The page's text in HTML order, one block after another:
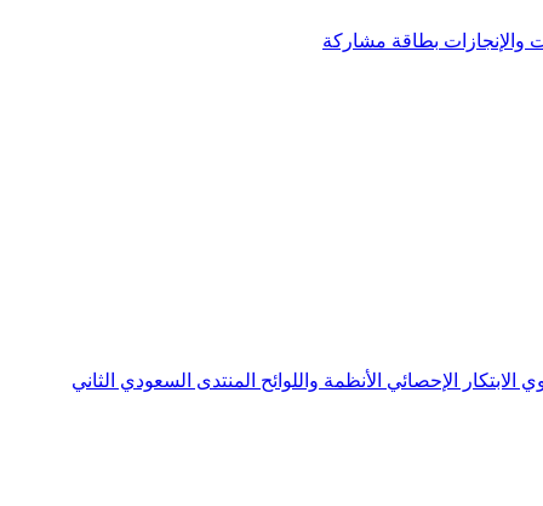
والإنجازات بطاقة مشاركة
الابتكار الإحصائي الأنظمة واللوائح المنتدى السعودي الثاني